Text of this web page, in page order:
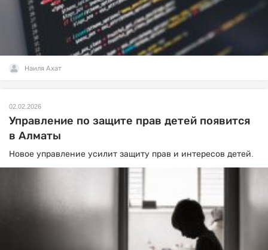
Наиля Ахат
02.02.2026
Управление по защите прав детей появится
в Алматы
Новое управление усилит защиту прав и интересов детей.